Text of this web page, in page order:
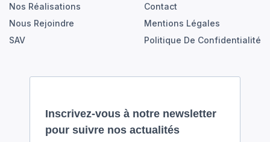
Nos Réalisations
Nous Rejoindre
SAV
Contact
Mentions Légales
Politique De Confidentialité